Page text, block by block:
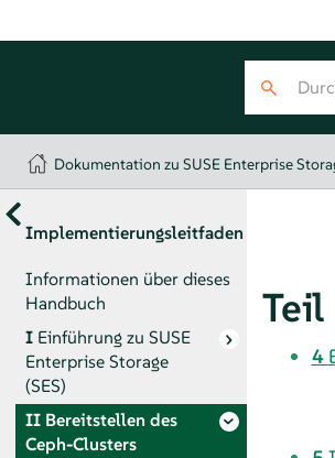
Dokumentation zu SUSE Enterprise
Implementierungsleitfaden
Informationen über dieses
Handbuch
I Einführung zu SUSE
Enterprise Storage
(SES)
II Bereitstellen des
Ceph-Clusters
4